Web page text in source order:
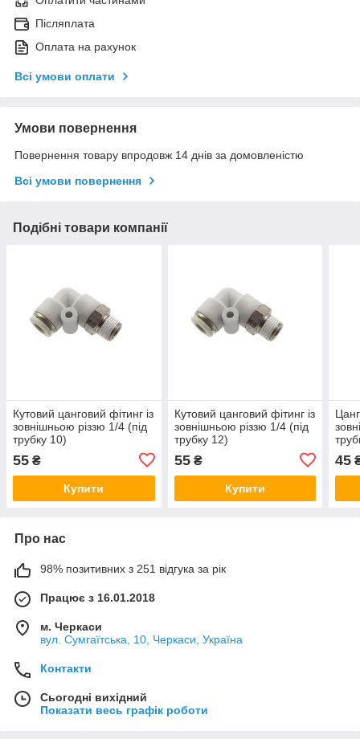
Післяплата
Оплата на рахунок
Всі умови оплати
Умови повернення
Повернення товару впродовж 14 днів за домовленістю
Всі умови повернення
Подібні товари компанії
Кутовий цанговий фітинг із
зовнішньою різзю 1/4 (під
трубку 10)
55 ₴
Купити
Кутовий цанговий фітинг із
зовнішньою різзю 1/4 (під
трубку 12)
55₴
Купити
45
Про нас
98% позитивних з 251 відгука за рік
Працює з 16.01.2018
м. Черкаси
вул. Сумгаїтська, 10, Черкаси, Україна
Контакти
Сьогодні вихідний
Показати весь графік роботи